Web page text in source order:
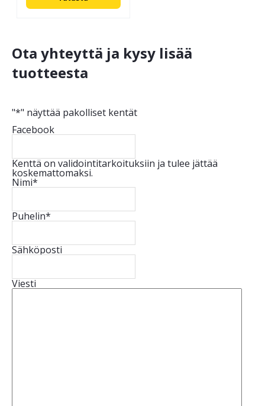
Ota yhteyttä ja kysy lisää
tuotteesta
"*" näyttää pakolliset kentät
Facebook
Kenttä on validointitarkoituksiin ja tulee jättää
koskemattomaksi.
Nimi*
Puhelin*
Sähköposti
Viesti